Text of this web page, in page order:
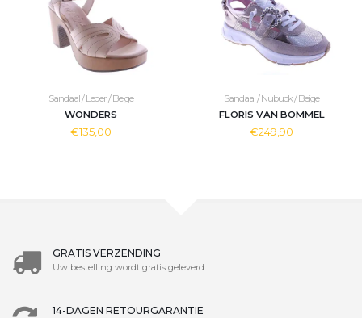
Sandaal / Leder / Beige
WONDERS
€135,00
Sandaal / Nubuck / Beige
FLORIS VAN BOMMEL
€249,90
GRATIS VERZENDING
Uw bestelling wordt gratis geleverd.
14-DAGEN RETOURGARANTIE